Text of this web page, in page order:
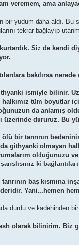
veremem, ama
bir yudum daha aldı. Bu
tekrar bağlayıp
Siz de kendi
bakılırsa
ismiyle bilinir.
halkımız tüm boyutlar
da anlamış
üzerinde dururuz. Bu
ölü bir tanrının
githyanki olmayan
olduğunuzu ve
ki
tanrının baş kısmına
Yani...hemen
durdu ve kadehinden
olarak bilinirim. Biz